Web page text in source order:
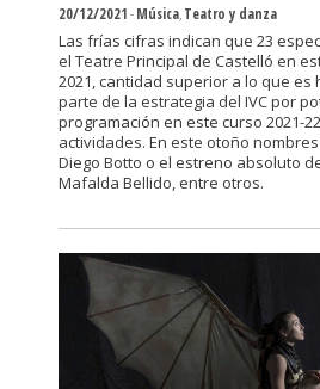
20/12/2021-Música,Teatro y danza
Las frías cifras indican que 23
el Teatre Principal de Castelló en
2021, cantidad superior a lo que es
parte de la estrategia del IVC por
programación en este curso 2021-
actividades. En este otoño nombres
Diego Botto o el estreno absoluto
Mafalda Bellido, entre otros.